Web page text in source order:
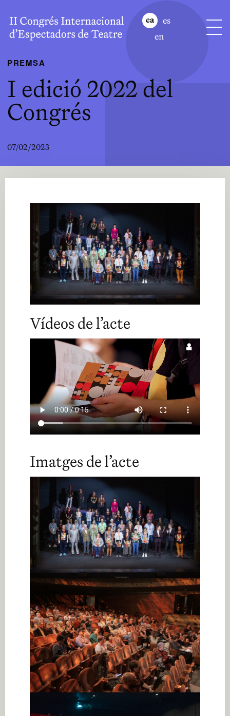
ca
es
en
PREMSA
I edició 2022 del
Congrés
07/02/2023
Vídeos de l’acte
Imatges de l’acte